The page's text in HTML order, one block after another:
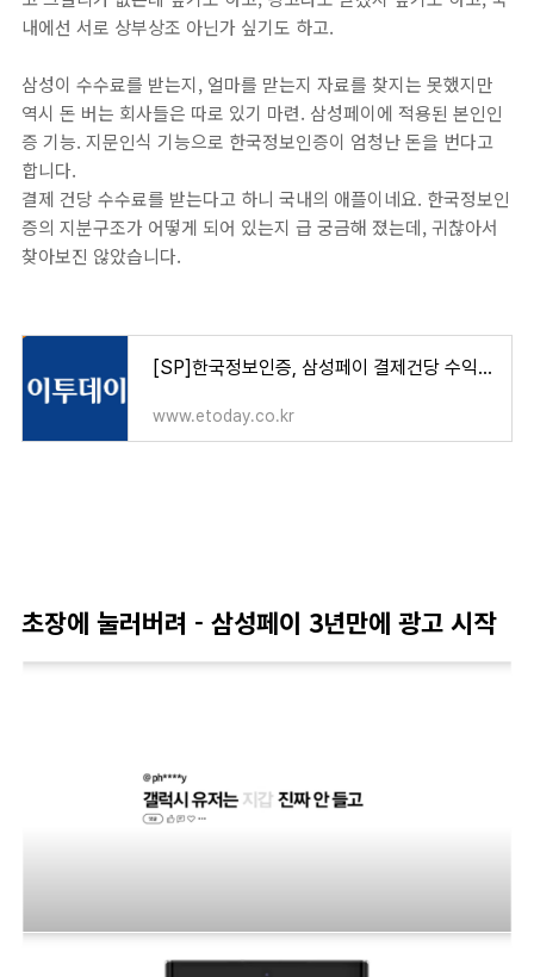
내에선 서로 상부상조 아닌가 싶기도 하고.
삼성이 수수료를 받는지, 얼마를 맏는지 자료를 찾지는 못했지만
역시 돈 버는 회사들은 따로 있기 마련. 삼성페이에 적용된 본인인
증 기능. 지문인식 기능으로 한국정보인증이 엄청난 돈을 번다고
합니다.
결제 건당 수수료를 받는다고 하니 국내의 애플이네요. 한국정보인
증의 지분구조가 어떻게 되어 있는지 급 궁금해 졌는데, 귀찮아서
찾아보진 않았습니다.
[SP]한국정보인증, 삼성페이 결제건당 수익…전체 지문인증 50% 과점
www.etoday.co.kr
초장에 눌러버려 - 삼성페이 3년만에 광고 시작